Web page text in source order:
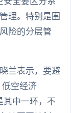
理。特别是围
险的分层管
兰表示，要避
空经济
其中一环，不